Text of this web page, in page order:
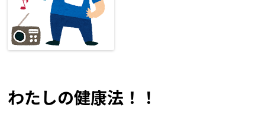
わたしの健康法！！